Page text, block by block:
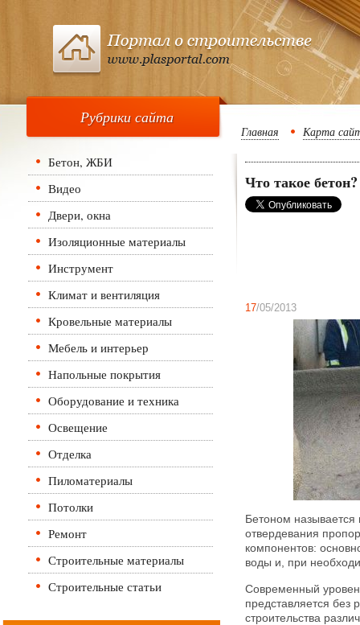
Рубрики сайта
Бетон, ЖБИ
Видео
Двери, окна
Изоляционные материалы
Инструмент
Климат и вентиляция
Кровельные материалы
Мебель и интерьер
Напольные покрытия
Оборудование и техника
Освещение
Отделка
Пиломатериалы
Потолки
Ремонт
Строительные материалы
Строительные статьи
Главная Карта
Что такое бетон?
17/05/2013
Бетоном называется
отвердевания
компонентов:
воды и, при
Современный
представляется без
строительства